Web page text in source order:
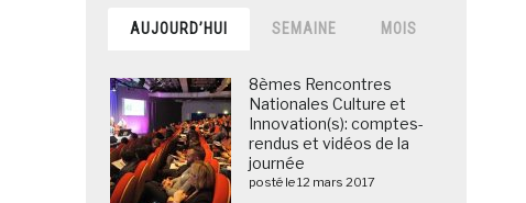
AUJOURD’HUI SEMAINE MOIS
8èmes Rencontres
Nationales Culture et
Innovation(s): comptes-
rendus et vidéos de la
journée
posté le 12 mars 2017